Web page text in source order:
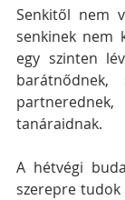
Senkitől nem
senkinek nem
egy szinten
tanáraidnak.
A hétvégi
szerepre tudok